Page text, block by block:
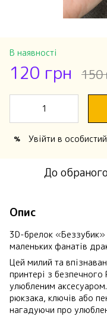
В наявності
120 грн 150
% Увійти в
До обраного
Опис
3D-брелок
маленьких фанатів
Цей милий та
принтері з безпечного
улюбленим
рюкзака, ключів або
нагадуючи про